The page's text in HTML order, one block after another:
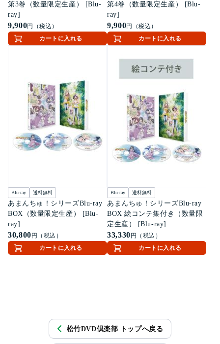
第3巻（数量限定生産） [Blu-
ray]
9,900円（税込）
カートに入れる
第4巻（数量限定生産） [Blu-
ray]
9,900円（税込）
カートに入れる
Blu-ray 送料無料
あまんちゅ！シリーズBlu-ray
BOX（数量限定生産） [Blu-
ray]
30,800 円（税込）
カートに入れる
Blu-ray 送料無料
あまんちゅ！シリーズBlu-ray
BOX 絵コンテ集付き（数量限
定生産） [Blu-ray]
33,330 円（税込）
カートに入れる
松竹DVD倶楽部 トップへ戻る